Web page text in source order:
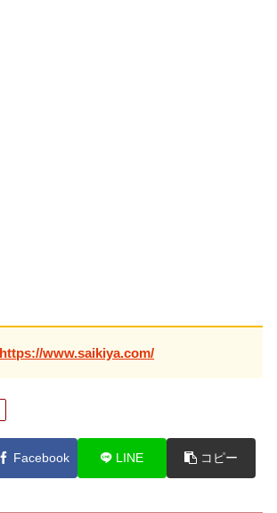
https://www.saikiya.com/
Facebook LINE コピー